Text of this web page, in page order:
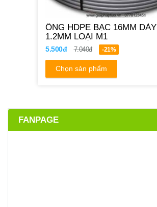
ỐNG HDPE BẠC 16MM DÀY
1.2MM LOẠI M1
5.500đ 7.040đ -21%
Chọn sản phẩm
FANPAGE